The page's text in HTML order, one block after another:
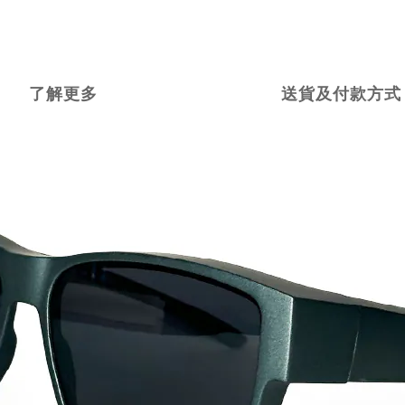
了解更多 送貨及付款方式